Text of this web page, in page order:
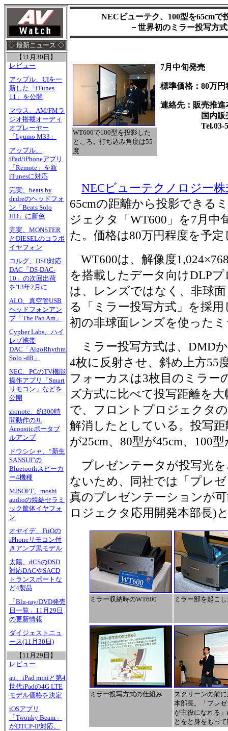
◇ 最新ニュース ◇
【11月30日】
レビュー
アップル、UIを一
新した「iTunes
11」を公開
マウス、AM/FMラ
ジオ搭載オーディ
オプレーヤー
「Lyumo M33」
アップル、
iPad/iPhoneアプリ
「Remote」を新
iTunesに対応
完実、beats by
dr.dreのヘッドフォ
ン「Beats Solo
HD」に新色
完実、MONSTER
とDIESELのコラボ
イヤフォン
コルグ、DSD対応
DAC「DS-DAC-
10」の次回出荷
を'13年2月に
ALO、真空管USB
ヘッドフォンアン
プ「The Pan Am」
Cypher Labs、ハイ
レゾ携帯
DAC「AlgoRhythm
Solo -dB」
NEC、PCのTV機能
操作アプリ「Smart
リモコン」などを
公開
zionote、約300時
間動作のJL
Acousticポータブ
ルアンプ
ドウシシャ、“新生
SANSUI”の
Bluetoothスピーカ
ー4機種
MJSOFT、moshi
audioの焼結セラミ
ック筐体イヤフォ
ン
オヤイデ、FiiOの
iPhoneリモコン付
きアンプ黒モデル
太陽、dCSのDSD
対応DACやSACD
トランスポートな
ど4製品
「Blu-ray/DVD発売
日一覧」11月29日
の更新情報
ダイジェストニュ
ース(11月30日)
【11月29日】
レビュー
au、iPad miniと第4
世代iPadの4G LTE
モデル価格を決定
iOSアプリ
「Twonky Beam」
がDTCP-IP対応。
NECビューテク、100型を65cm
－世界初のミラー投写方
WT600で100型を投影した
ところ。打ち込み角度は55
度
7月中旬発売
標準価格：80万円
連絡先：販売推進
国内販売
Tel.03-
NECビューテクノロジー株
65cmの距離から投影できる
ジェクタ「WT600」を7月中
た。価格は80万円程度を予
WT600は、解像度
を搭載したデータ向けDLP
は、レンズではなく、非球
る「ミラー投写方式」を採
初の非球面レンズを使った
ミラー投写方式は、DMD
4枚に反射させ、斜め上方55
フォーカスは3枚目のミラー
ズ方式に比べて投写距離を
で、フロントプロジェクタ
解消したとしている。投写距
が25cm、80型が45cm、100型
プレゼンテータが投写光
ないため、同社では「プレ
真のプレゼンテーションが
ロジェクタ応用開発本部長)
ミラー収納時のWT600 ミラー部を起こ
ミラー投写方式の仕組み
スクリーンの前
本部長。「プレ
が主役になれる
とをと身をもっ